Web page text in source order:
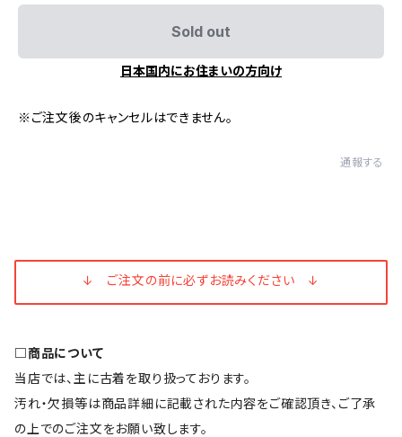
Sold out
日本国内にお住まいの方向け
※ご注文後のキャンセルはできません。
通報する
↓ ご注文の前に必ずお読みください ↓
□商品について
当店では、主に古着を取り扱っております。
汚れ・欠損等は商品詳細に記載された内容をご確認頂き、ご了承
の上でのご注文をお願い致します。